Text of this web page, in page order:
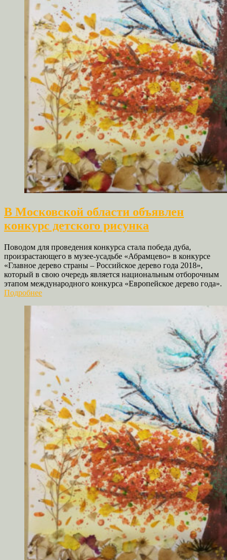
В Московской области объявлен
конкурс детского рисунка
Поводом для проведения конкурса стала победа дуба,
произрастающего в музее-усадьбе «Абрамцево» в конкурсе
«Главное дерево страны – Российское дерево года 2018»,
который в свою очередь является национальным отборочным
этапом международного конкурса «Европейское дерево года».
Подробнее